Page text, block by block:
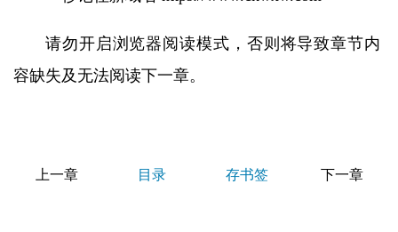
请勿开启浏览器阅读模式，否则将导致章节内
容缺失及无法阅读下一章。
上一章 目录 存书签 下一章